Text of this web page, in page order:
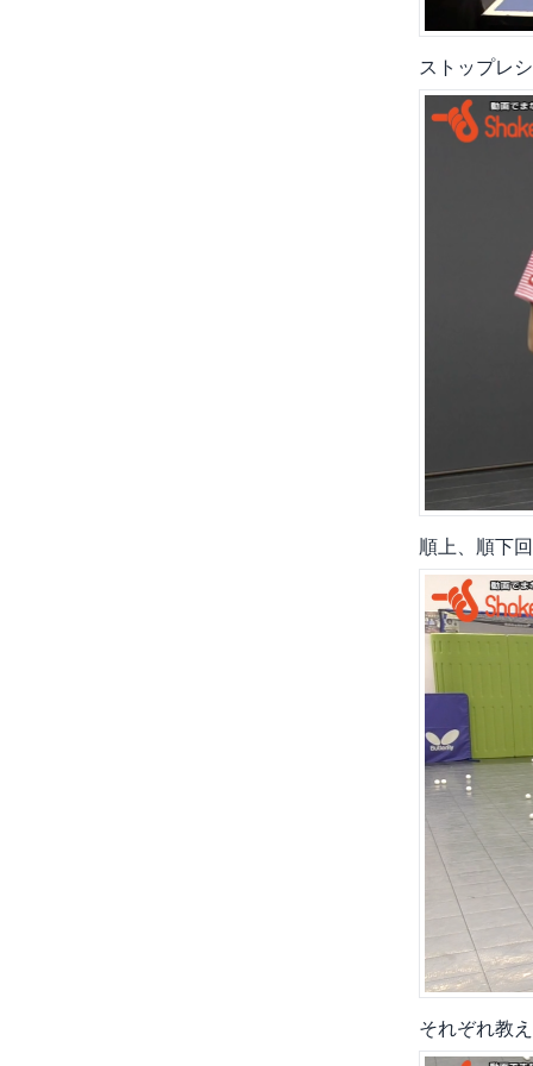
ストップレ
順上、順下
それぞれ教